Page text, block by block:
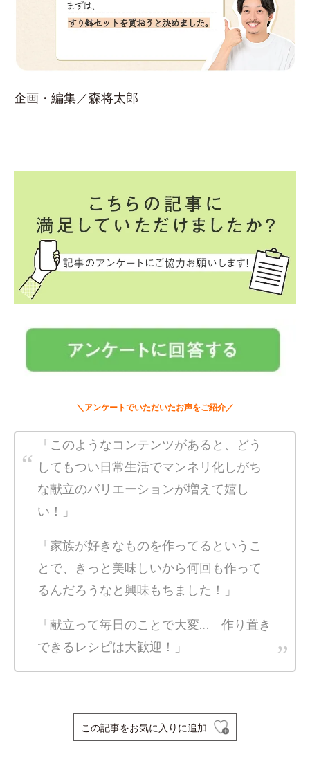
企画・編集／森将太郎
＼アンケートでいただいたお声をご紹介／
「このようなコンテンツがあると、どう
してもつい日常生活でマンネリ化しがち
な献立のバリエーションが増えて嬉し
い！」
「家族が好きなものを作ってるというこ
とで、きっと美味しいから何回も作って
るんだろうなと興味もちました！」
「献立って毎日のことで大変… 作り置き
できるレシピは大歓迎！」
この記事をお気に入りに追加